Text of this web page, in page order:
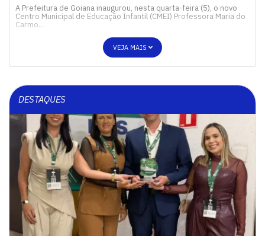
A Prefeitura de Goiana inaugurou, nesta quarta-feira (5), o novo
Centro Municipal de Educação Infantil (CMEI) Professora Maria do
Carmo…
VEJA MAIS
DESTAQUES